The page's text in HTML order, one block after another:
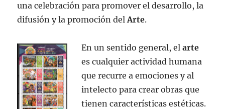
una celebración para promover el desarrollo, la
difusión y la promoción delArte.
En un sentido general, elarte
es cualquier actividad humana
que recurre a emociones y al
intelecto para crear obras que
tienen características estéticas.